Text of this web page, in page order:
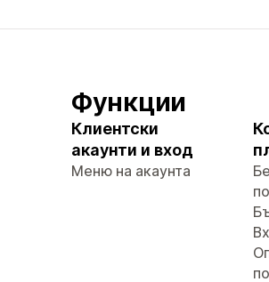
Функции
Клиентски
акаунти и вход
Меню на акаунта